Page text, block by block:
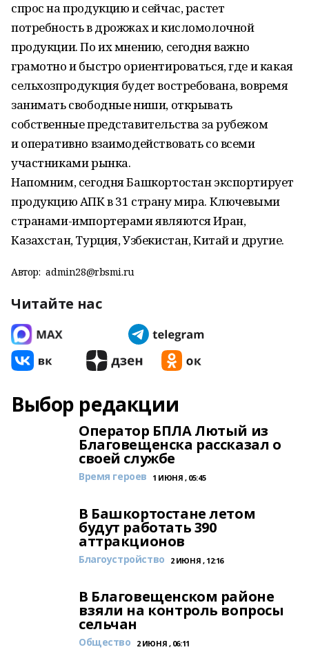
спрос на продукцию и сейчас, растет
потребность в дрожжах и кисломолочной
продукции. По их мнению, сегодня важно
грамотно и быстро ориентироваться, где и какая
сельхозпродукция будет востребована, вовремя
занимать свободные ниши, открывать
собственные представительства за рубежом
и оперативно взаимодействовать со всеми
участниками рынка.
Напомним, сегодня Башкортостан экспортирует
продукцию АПК в 31 страну мира. Ключевыми
странами-импортерами являются Иран,
Казахстан, Турция, Узбекистан, Китай и другие.
Автор: admin28@rbsmi.ru
Читайте нас
Выбор редакции
Оператор БПЛА Лютый из
Благовещенска рассказал о
своей службе
Время героев 1 ИЮНЯ , 05:45
В Башкортостане летом
будут работать 390
аттракционов
Благоустройство 2 ИЮНЯ , 12:16
В Благовещенском районе
взяли на контроль вопросы
сельчан
Общество 2 ИЮНЯ , 06:11